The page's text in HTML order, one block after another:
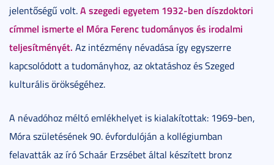
jelentőségű volt.A szegedi egyetem 1932-ben díszdoktori
címmel ismerte el Móra Ferenc tudományos és irodalmi
teljesítményét. Az intézmény névadása így egyszerre
kapcsolódott a tudományhoz, az oktatáshoz és Szeged
kulturális örökségéhez.
A névadóhoz méltó emlékhelyet is kialakítottak: 1969-ben,
Móra születésének 90. évfordulóján a kollégiumban
felavatták az író Schaár Erzsébet által készített bronz